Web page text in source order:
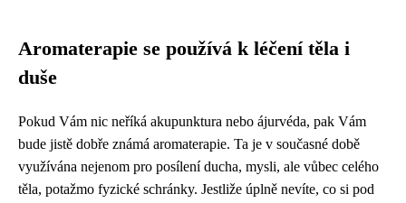
Aromaterapie se používá k léčení těla i
duše
Pokud Vám nic neříká akupunktura nebo ájurvéda, pak Vám
bude jistě dobře známá aromaterapie. Ta je v současné době
využívána nejenom pro posílení ducha, mysli, ale vůbec celého
těla, potažmo fyzické schránky. Jestliže úplně nevíte, co si pod